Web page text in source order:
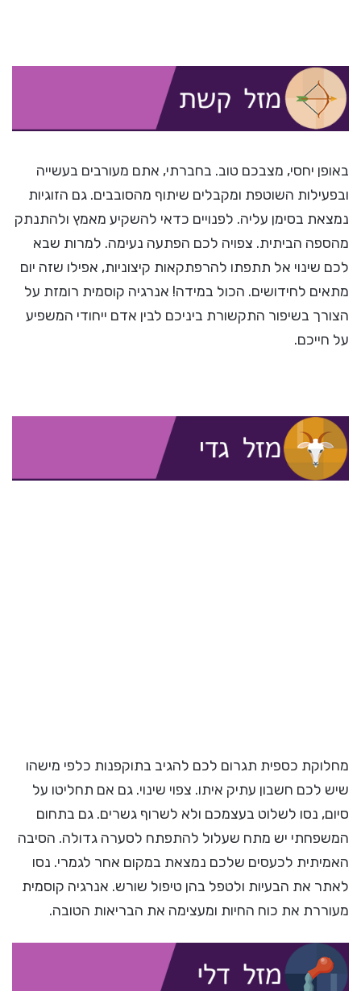
באופן יחסי, מצבכם טוב. בחברתי, אתם מעורבים בעשייה
ובפעילות השוטפת ומקבלים שיתוף מהסובבים. גם הזוגיות
נמצאת בסימן עליה. לפנויים כדאי להשקיע מאמץ ולהתנתק
מהספה הביתית. צפויה לכם הפתעה נעימה. למרות שבא
לכם שינוי אל תתפתו להרפתקאות קיצוניות, אפילו שזה יום
מתאים לחידושים. הכול במידה! אנרגיה קוסמית רומזת על
הצורך בשיפור התקשורת ביניכם לבין אדם ייחודי המשפיע
על חייכם.
מחלוקת כספית תגרום לכם להגיב בתוקפנות כלפי מישהו
שיש לכם חשבון עתיק איתו. צפוי שינוי. גם אם תחליטו על
סיום, נסו לשלוט בעצמכם ולא לשרוף גשרים. גם בתחום
המשפחתי יש מתח שעלול להתפתח לסערה גדולה. הסיבה
האמיתית לכעסים שלכם נמצאת במקום אחר לגמרי. נסו
לאתר את הבעיות ולטפל בהן טיפול שורש. אנרגיה קוסמית
מעוררת את כוח החיות ומעצימה את הבריאות הטובה.